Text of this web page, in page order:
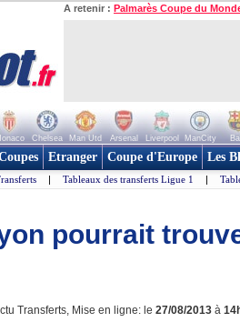
A retenir : Palmarès Coupe du
Chelsea Man Utd Arsenal Liverpool ManCity
Etranger Coupe d'Europe Les
| Tableaux des transferts Ligue 1 |
pourrait
Transferts, Mise en ligne: le 27/08/2013 à